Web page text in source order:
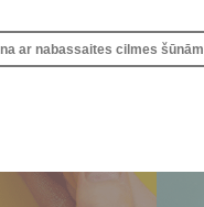
ar nabassaites cilmes šūnām